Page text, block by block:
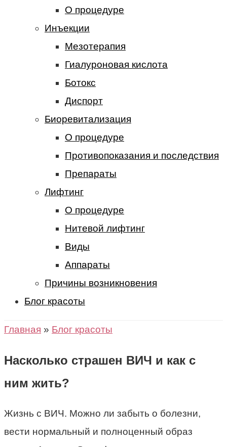
О процедуре
Инъекции
Мезотерапия
Гиалуроновая кислота
Ботокс
Диспорт
Биоревитализация
О процедуре
Противопоказания и последствия
Препараты
Лифтинг
О процедуре
Нитевой лифтинг
Виды
Аппараты
Причины возникновения
Блог красоты
Главная » Блог красоты
Насколько страшен ВИЧ и как с
ним жить?
Жизнь с ВИЧ. Можно ли забыть о болезни,
вести нормальный и полноценный образ